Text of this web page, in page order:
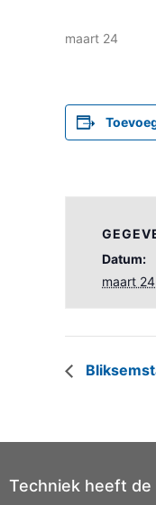
maart 24
Datum:
maart 24
Techniek heeft